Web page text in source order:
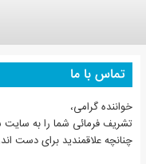
تماس با ما
خواننده گرامی،
تشريف فرمائی شما را به
چنانچه علاقمنديد برای دست